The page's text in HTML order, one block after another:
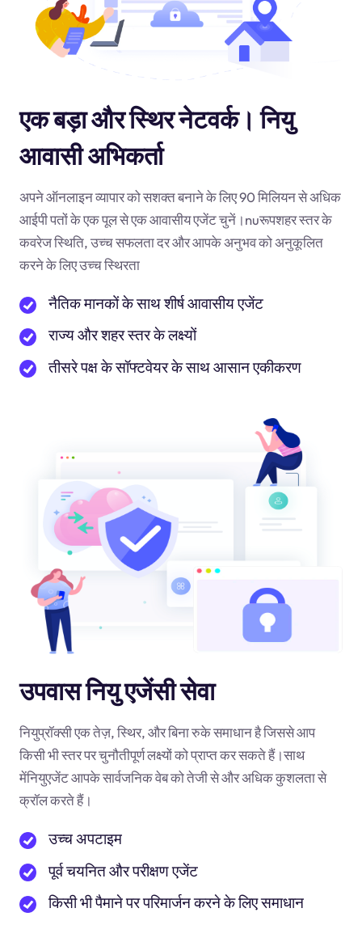
एक बड़ा और स्थिर नेटवर्क। नियु
आवासी अभिकर्ता
अपने ऑनलाइन व्यापार को सशक्त बनाने के लिए 90 मिलियन से अधिक
आईपी पतों के एक पूल से एक आवासीय एजेंट चुनें।nuरूपशहर स्तर के
कवरेज स्थिति, उच्च सफलता दर और आपके अनुभव को अनुकूलित
करने के लिए उच्च स्थिरता
नैतिक मानकों के साथ शीर्ष आवासीय एजेंट
राज्य और शहर स्तर के लक्ष्यों
तीसरे पक्ष के सॉफ्टवेयर के साथ आसान एकीकरण
उपवास नियु एजेंसी सेवा
नियुप्रॉक्सी एक तेज़, स्थिर, और बिना रुके समाधान है जिससे आप
किसी भी स्तर पर चुनौतीपूर्ण लक्ष्यों को प्राप्त कर सकते हैं।साथ
मेंनियुएजेंट आपके सार्वजनिक वेब को तेजी से और अधिक कुशलता से
क्रॉल करते हैं।
उच्च अपटाइम
पूर्व चयनित और परीक्षण एजेंट
किसी भी पैमाने पर परिमार्जन करने के लिए समाधान